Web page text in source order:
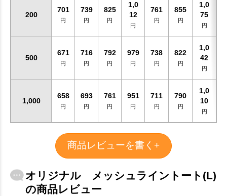
200
701
円
739
円
825
円
1,0
12
円
761
円
855
円
1,0
75
円
500
671
円
716
円
792
円
979
円
738
円
822
円
1,0
42
円
1,000
658
円
693
円
761
円
951
円
711
円
790
円
1,0
10
円
商品レビューを書く+
オリジナル メッシュライントート(L)
の商品レビュー